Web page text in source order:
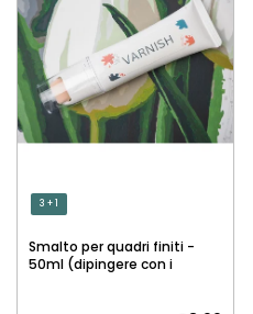
3 + 1
Smalto per quadri finiti -
50ml (dipingere con i